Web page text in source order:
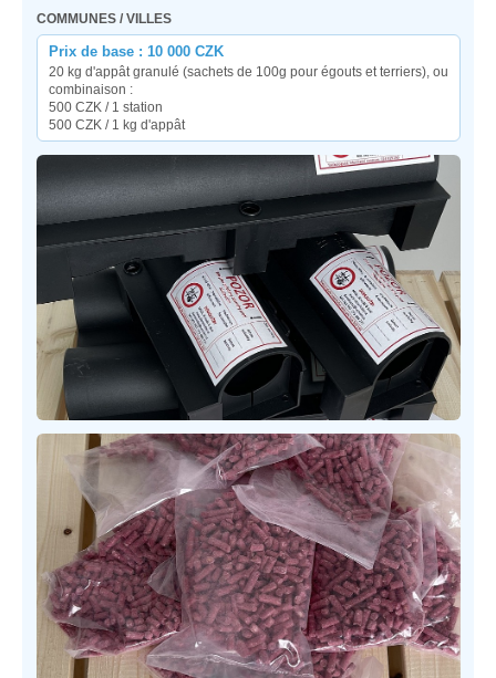
COMMUNES / VILLES
Prix de base : 10 000 CZK
20 kg d'appât granulé (sachets de 100g pour égouts et terriers), ou
combinaison :
500 CZK / 1 station
500 CZK / 1 kg d'appât